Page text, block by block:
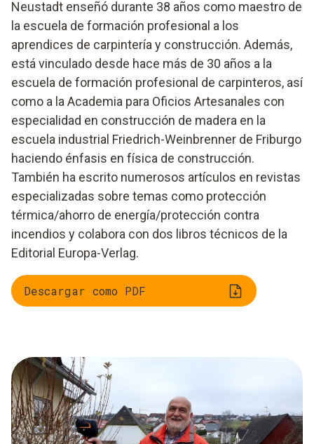
Neustadt enseñó durante 38 años como maestro de
la escuela de formación profesional a los
aprendices de carpintería y construcción. Además,
está vinculado desde hace más de 30 años a la
escuela de formación profesional de carpinteros, así
como a la Academia para Oficios Artesanales con
especialidad en construcción de madera en la
escuela industrial Friedrich-Weinbrenner de Friburgo
haciendo énfasis en física de construcción.
También ha escrito numerosos artículos en revistas
especializadas sobre temas como protección
térmica/ahorro de energía/protección contra
incendios y colabora con dos libros técnicos de la
Editorial Europa-Verlag.
Descargar como PDF